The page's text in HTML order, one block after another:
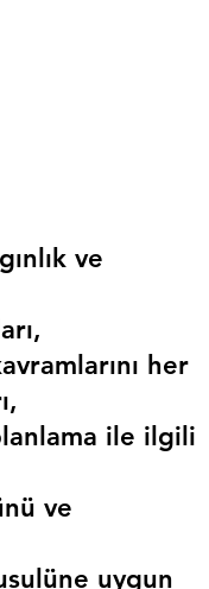
ve
her
ile ilgili
ve
uygun